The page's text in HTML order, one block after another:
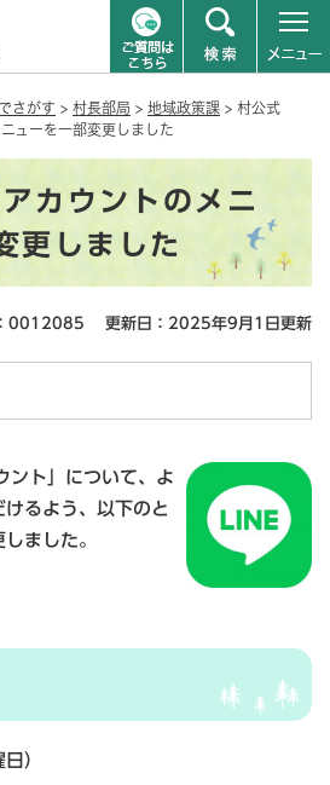
さがす > 村長部局 > 地域政策課 > 村公式
ューを一部変更しました
カウントのメニ
更しました
0012085 更新日：2025年9月1日更新
ント」について、よ
るよう、以下のと
ました。
）